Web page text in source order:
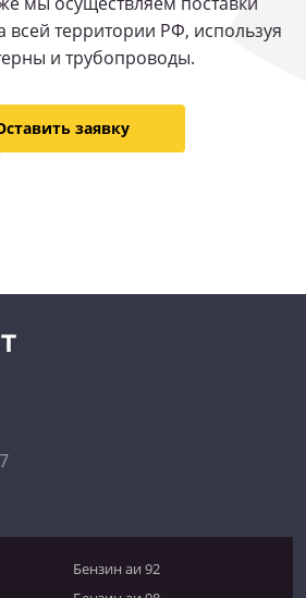
всей территории РФ, используя
и трубопроводы.
заявку
Бензин аи 92